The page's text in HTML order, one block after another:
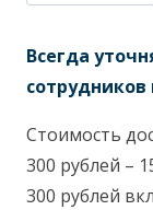
товара
AUD-
Всегда
сотрудников
Стоимость
300 рублей –
300 рублей